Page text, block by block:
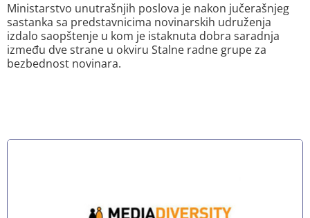
Ministarstvo unutrašnjih poslova je nakon jučerašnjeg
sastanka sa predstavnicima novinarskih udruženja
izdalo saopštenje u kom je istaknuta dobra saradnja
između dve strane u okviru Stalne radne grupe za
bezbednost novinara.